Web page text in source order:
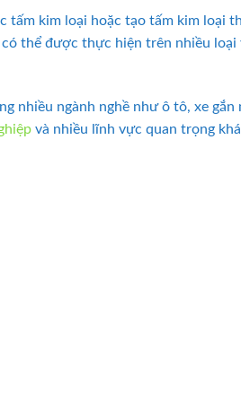
kim loại hoặc tạo tấm kim loại
thể được thực hiện trên nhiều
nhiều ngành nghề như ô tô, xe
và nhiều lĩnh vực quan trọng